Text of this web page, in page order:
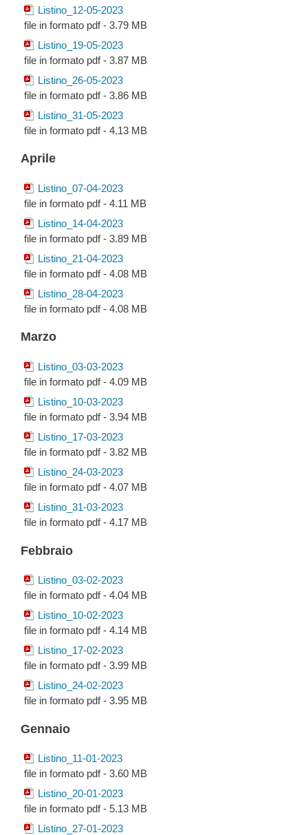
Listino_12-05-2023
file in formato pdf - 3.79 MB
Listino_19-05-2023
file in formato pdf - 3.87 MB
Listino_26-05-2023
file in formato pdf - 3.86 MB
Listino_31-05-2023
file in formato pdf - 4.13 MB
Aprile
Listino_07-04-2023
file in formato pdf - 4.11 MB
Listino_14-04-2023
file in formato pdf - 3.89 MB
Listino_21-04-2023
file in formato pdf - 4.08 MB
Listino_28-04-2023
file in formato pdf - 4.08 MB
Marzo
Listino_03-03-2023
file in formato pdf - 4.09 MB
Listino_10-03-2023
file in formato pdf - 3.94 MB
Listino_17-03-2023
file in formato pdf - 3.82 MB
Listino_24-03-2023
file in formato pdf - 4.07 MB
Listino_31-03-2023
file in formato pdf - 4.17 MB
Febbraio
Listino_03-02-2023
file in formato pdf - 4.04 MB
Listino_10-02-2023
file in formato pdf - 4.14 MB
Listino_17-02-2023
file in formato pdf - 3.99 MB
Listino_24-02-2023
file in formato pdf - 3.95 MB
Gennaio
Listino_11-01-2023
file in formato pdf - 3.60 MB
Listino_20-01-2023
file in formato pdf - 5.13 MB
Listino_27-01-2023